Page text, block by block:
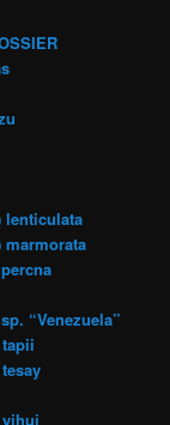
lenticulata
“Venezuela”